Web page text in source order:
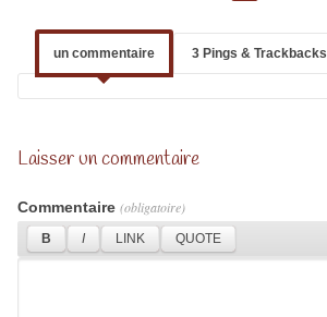
un commentaire 3 Pings & Trackbacks
Laisser un commentaire
Commentaire (obligatoire)